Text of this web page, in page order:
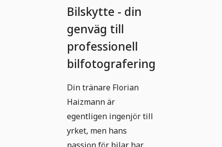
Bilskytte - din
genväg till
professionell
bilfotografering
Din tränare Florian
Haizmann är
egentligen ingenjör till
yrket, men hans